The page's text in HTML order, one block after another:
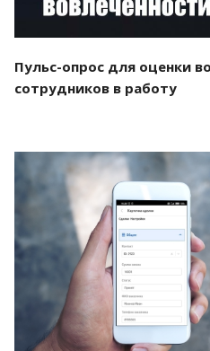
Пульс-опрос для оценки
сотрудников в работу
Смотреть